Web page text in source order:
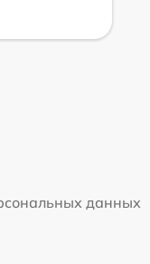
данных